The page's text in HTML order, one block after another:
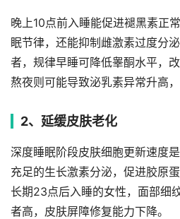
晚上10点前入睡能促进褪黑素正
眠节律，还能抑制雌激素过度分
者，规律早睡可降低睾酮水平，
熬夜则可能导致泌乳素异常升高，
2、延缓皮肤老化
深度睡眠阶段皮肤细胞更新速度
充足的生长激素分泌，促进胶原
长期23点后入睡的女性，面部细
者高，皮肤屏障修复能力下降。